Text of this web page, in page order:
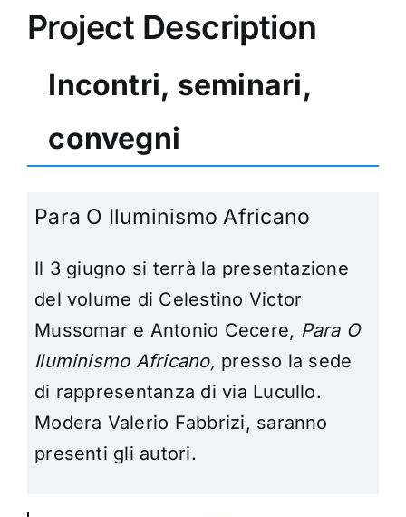
Project Description
Incontri, seminari,
convegni
Para O Iluminismo Africano
Il 3 giugno si terrà la presentazione
del volume di Celestino Victor
Mussomar e Antonio Cecere, Para O
Iluminismo Africano, presso la sede
di rappresentanza di via Lucullo.
Modera Valerio Fabbrizi, saranno
presenti gli autori.